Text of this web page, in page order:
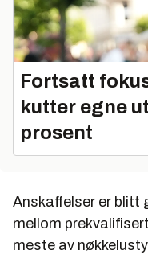
Fortsatt
kutter egne
prosent
Anskaffelser er blitt
mellom
meste av